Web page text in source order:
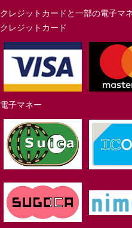
クレジットカードと一部の電子マ
クレジットカード
電子マネー